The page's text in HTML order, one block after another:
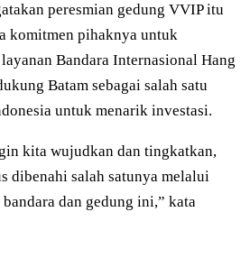
peresmian gedung VVIP itu
komitmen pihaknya untuk
Bandara Internasional Hang
Batam sebagai salah satu
untuk menarik investasi.
kita wujudkan dan tingkatkan,
dibenahi salah satunya melalui
dan gedung ini,” kata